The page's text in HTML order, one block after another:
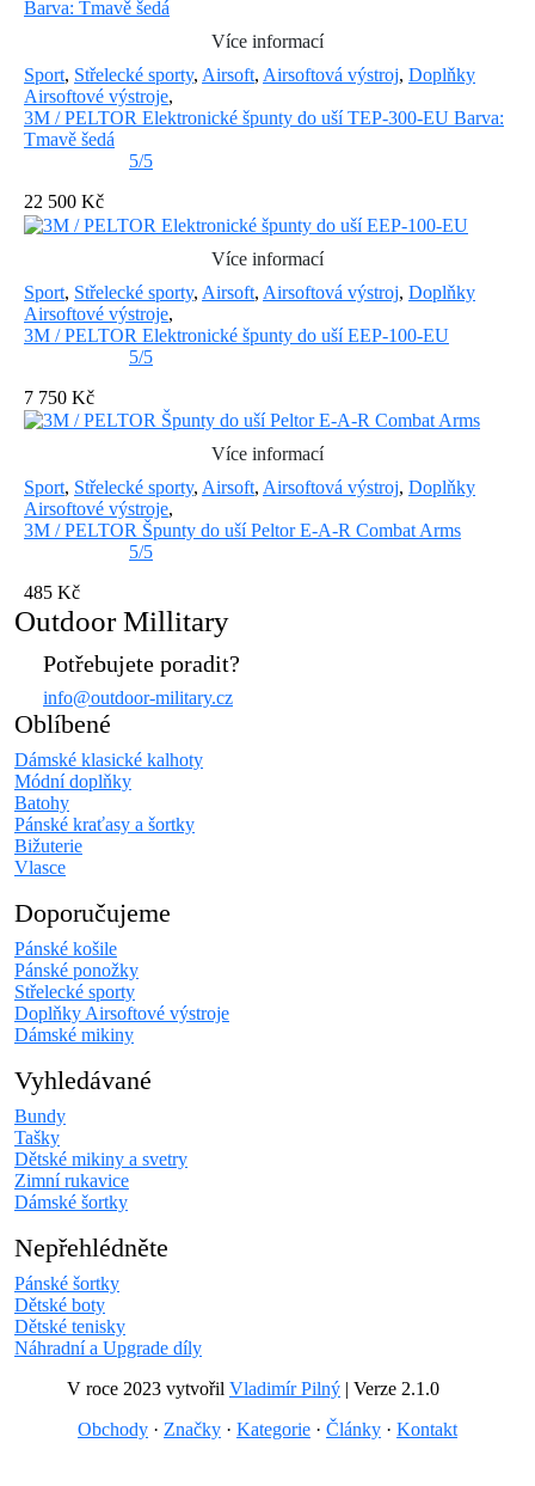
Více informací
Sport, Střelecké sporty, Airsoft, Airsoftová výstroj, Doplňky
Airsoftové výstroje,
3M / PELTOR Elektronické špunty do uší TEP-300-EU Barva:
Tmavě šedá
5/5
22 500 Kč
Více informací
Sport, Střelecké sporty, Airsoft, Airsoftová výstroj, Doplňky
Airsoftové výstroje,
3M / PELTOR Elektronické špunty do uší EEP-100-EU
5/5
7 750 Kč
Více informací
Sport, Střelecké sporty, Airsoft, Airsoftová výstroj, Doplňky
Airsoftové výstroje,
3M / PELTOR Špunty do uší Peltor E-A-R Combat Arms
5/5
485 Kč
Outdoor Millitary
Potřebujete poradit?
info@outdoor-military.cz
Oblíbené
Dámské klasické kalhoty
Módní doplňky
Batohy
Pánské kraťasy a šortky
Bižuterie
Vlasce
Doporučujeme
Pánské košile
Pánské ponožky
Střelecké sporty
Doplňky Airsoftové výstroje
Dámské mikiny
Vyhledávané
Bundy
Tašky
Dětské mikiny a svetry
Zimní rukavice
Dámské šortky
Nepřehlédněte
Pánské šortky
Dětské boty
Dětské tenisky
Náhradní a Upgrade díly
V roce 2023 vytvořil Vladimír Pilný | Verze 2.1.0
Obchody · Značky · Kategorie · Články · Kontakt